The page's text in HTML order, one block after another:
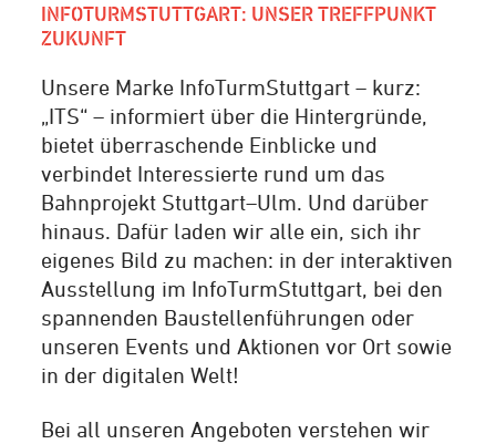
INFOTURMSTUTTGART: UNSER TREFFPUNKT
ZUKUNFT
Unsere Marke InfoTurmStuttgart – kurz:
„ITS“ – informiert über die Hintergründe,
bietet überraschende Einblicke und
verbindet Interessierte rund um das
Bahnprojekt Stuttgart–Ulm. Und darüber
hinaus. Dafür laden wir alle ein, sich ihr
eigenes Bild zu machen: in der interaktiven
Ausstellung im InfoTurmStuttgart, bei den
spannenden Baustellenführungen oder
unseren Events und Aktionen vor Ort sowie
in der digitalen Welt!
Bei all unseren Angeboten verstehen wir